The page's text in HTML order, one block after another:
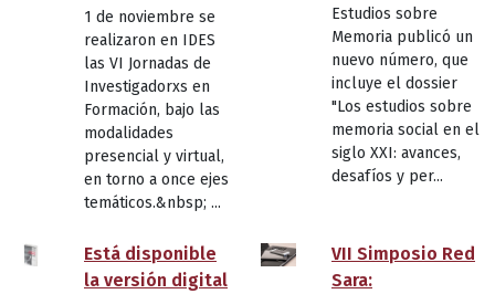
1 de noviembre se
realizaron en IDES
las VI Jornadas de
Investigadorxs en
Formación, bajo las
modalidades
presencial y virtual,
en torno a once ejes
temáticos.&nbsp; ...
Estudios sobre
Memoria publicó un
nuevo número, que
incluye el dossier
"Los estudios sobre
memoria social en el
siglo XXI: avances,
desafíos y per...
Está disponible
la versión digital
VII Simposio Red
Sara: